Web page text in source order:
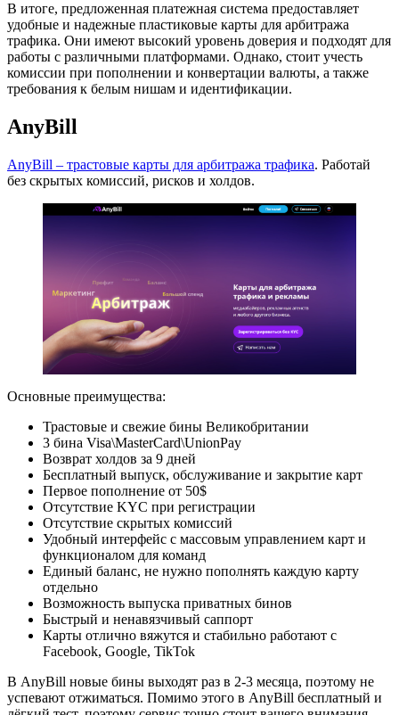
В итоге, предложенная платежная система предоставляет
удобные и надежные пластиковые карты для арбитража
трафика. Они имеют высокий уровень доверия и подходят для
работы с различными платформами. Однако, стоит учесть
комиссии при пополнении и конвертации валюты, а также
требования к белым нишам и идентификации.
AnyBill
AnyBill – трастовые карты для арбитража трафика. Работай
без скрытых комиссий, рисков и холдов.
Основные преимущества:
Трастовые и свежие бины Великобритании
3 бина Visa\MasterCard\UnionPay
Возврат холдов за 9 дней
Бесплатный выпуск, обслуживание и закрытие карт
Первое пополнение от 50$
Отсутствие KYC при регистрации
Отсутствие скрытых комиссий
Удобный интерфейс с массовым управлением карт и
функционалом для команд
Единый баланс, не нужно пополнять каждую карту
отдельно
Возможность выпуска приватных бинов
Быстрый и ненавязчивый саппорт
Карты отлично вяжутся и стабильно работают с
Facebook, Google, TikTok
В AnyBill новые бины выходят раз в 2-3 месяца, поэтому не
успевают отжиматься. Помимо этого в AnyBill бесплатный и